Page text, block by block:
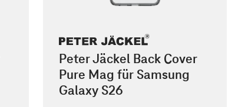
Peter Jäckel Back Cover
Pure Mag für Samsung
Galaxy S26